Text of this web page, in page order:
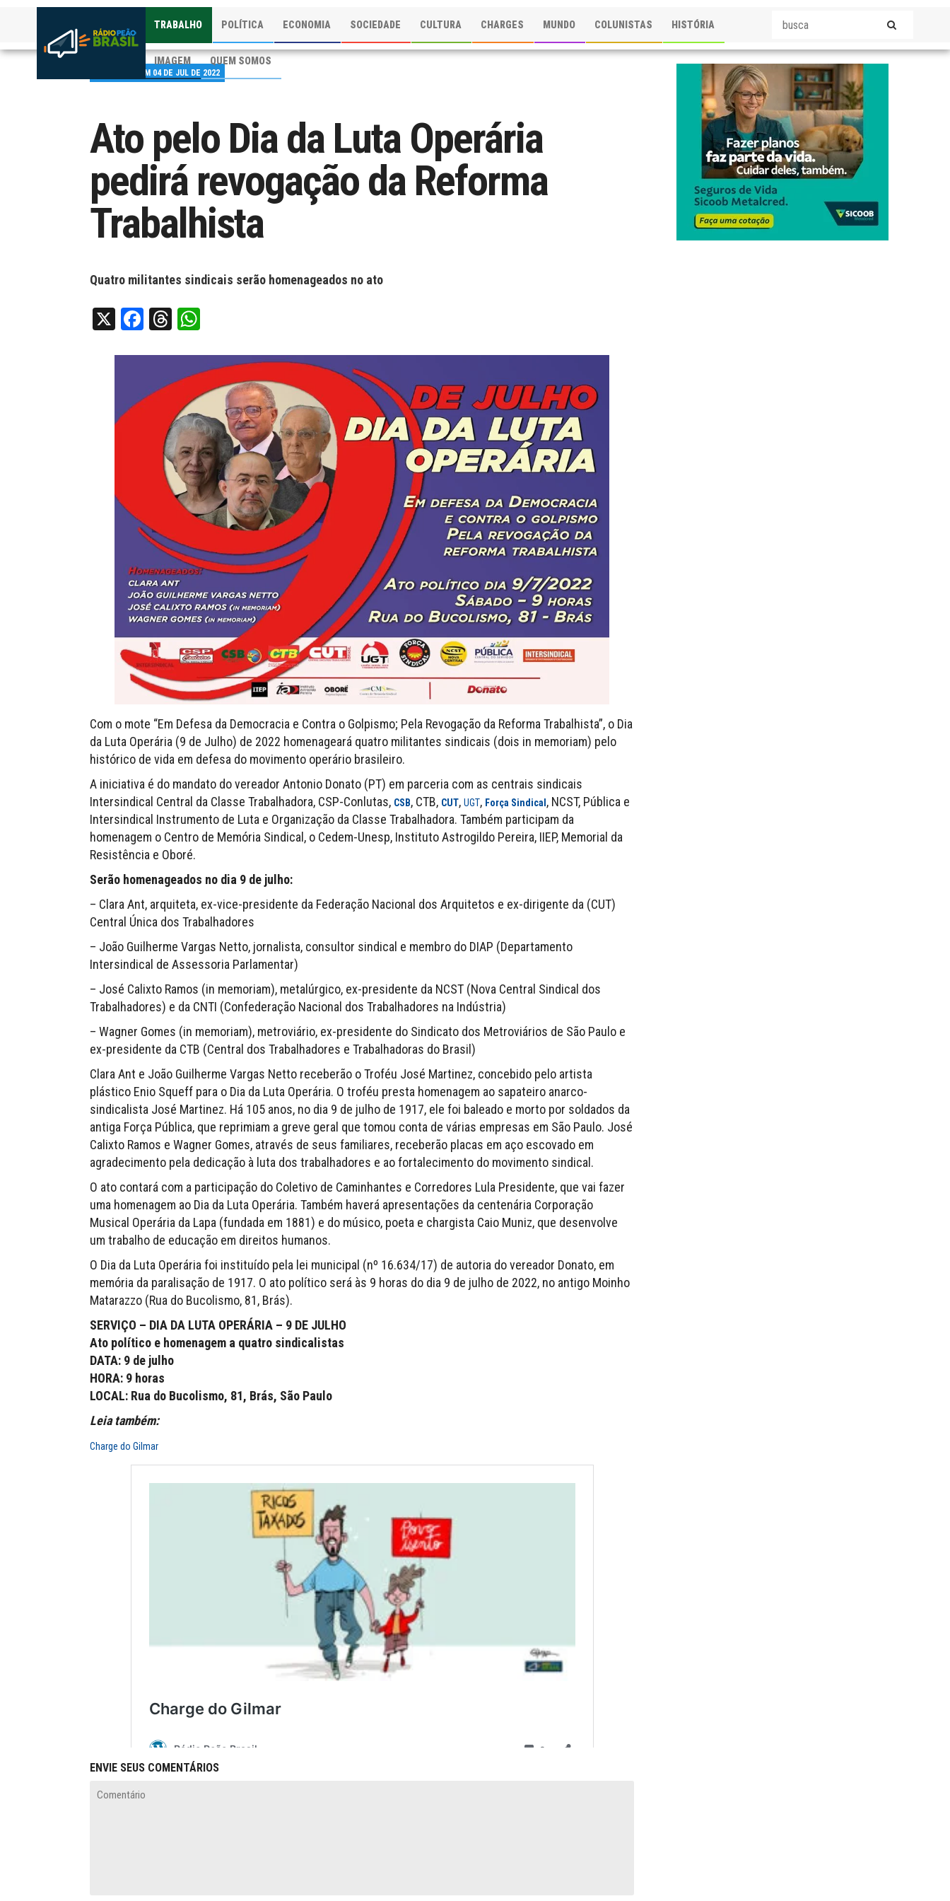
TRABALHO POLÍTICA ECONOMIA SOCIEDADE CULTURA CHARGES MUNDO COLUNISTAS HISTÓRIA
IMAGEM QUEM SOMOS
PUBLICADO EM 04 DE JUL DE 2022
Ato pelo Dia da Luta Operária
pedirá revogação da Reforma
Trabalhista
Quatro militantes sindicais serão homenageados no ato
X Facebook
Threads
Com o mote “Em Defesa da Democracia e Contra o Golpismo; Pela Revogação da Reforma Trabalhista”, o Dia
da Luta Operária (9 de Julho) de 2022 homenageará quatro militantes sindicais (dois in memoriam) pelo
histórico de vida em defesa do movimento operário brasileiro.
A iniciativa é do mandato do vereador Antonio Donato (PT) em parceria com as centrais sindicais
Intersindical Central da Classe Trabalhadora, CSP-Conlutas, CSB, CTB, CUT, UGT, Força Sindical, NCST, Pública e
Intersindical Instrumento de Luta e Organização da Classe Trabalhadora. Também participam da
homenagem o Centro de Memória Sindical, o Cedem-Unesp, Instituto Astrogildo Pereira, IIEP, Memorial da
Resistência e Oboré.
Serão homenageados no dia 9 de julho:
– Clara Ant, arquiteta, ex-vice-presidente da Federação Nacional dos Arquitetos e ex-dirigente da (CUT)
Central Única dos Trabalhadores
– João Guilherme Vargas Netto, jornalista, consultor sindical e membro do DIAP (Departamento
Intersindical de Assessoria Parlamentar)
– José Calixto Ramos (in memoriam), metalúrgico, ex-presidente da NCST (Nova Central Sindical dos
Trabalhadores) e da CNTI (Confederação Nacional dos Trabalhadores na Indústria)
– Wagner Gomes (in memoriam), metroviário, ex-presidente do Sindicato dos Metroviários de São Paulo e
ex-presidente da CTB (Central dos Trabalhadores e Trabalhadoras do Brasil)
Clara Ant e João Guilherme Vargas Netto receberão o Troféu José Martinez, concebido pelo artista
plástico Enio Squeff para o Dia da Luta Operária. O troféu presta homenagem ao sapateiro anarco-
sindicalista José Martinez. Há 105 anos, no dia 9 de julho de 1917, ele foi baleado e morto por soldados da
antiga Força Pública, que reprimiam a greve geral que tomou conta de várias empresas em São Paulo. José
Calixto Ramos e Wagner Gomes, através de seus familiares, receberão placas em aço escovado em
agradecimento pela dedicação à luta dos trabalhadores e ao fortalecimento do movimento sindical.
O ato contará com a participação do Coletivo de Caminhantes e Corredores Lula Presidente, que vai fazer
uma homenagem ao Dia da Luta Operária. Também haverá apresentações da centenária Corporação
Musical Operária da Lapa (fundada em 1881) e do músico, poeta e chargista Caio Muniz, que desenvolve
um trabalho de educação em direitos humanos.
O Dia da Luta Operária foi instituído pela lei municipal (nº 16.634/17) de autoria do vereador Donato, em
memória da paralisação de 1917. O ato político será às 9 horas do dia 9 de julho de 2022, no antigo Moinho
Matarazzo (Rua do Bucolismo, 81, Brás).
SERVIÇO – DIA DA LUTA OPERÁRIA – 9 DE JULHO
Ato político e homenagem a quatro sindicalistas
DATA: 9 de julho
HORA: 9 horas
LOCAL: Rua do Bucolismo, 81, Brás, São Paulo
Leia também:
Charge do Gilmar
ENVIE SEUS COMENTÁRIOS